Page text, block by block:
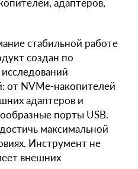
адаптеров,
стабильной работе
создан по
от NVMe-накопителей
адаптеров и
порты USB.
максимальной
Инструмент не
внешних